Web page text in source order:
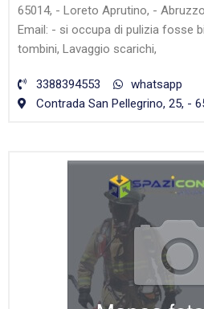
65014, - Loreto Aprutino, -
Email: - si occupa di pulizia fosse
tombini, Lavaggio scarichi,
3388394553
whatsapp
Contrada San Pellegrino, 25, -